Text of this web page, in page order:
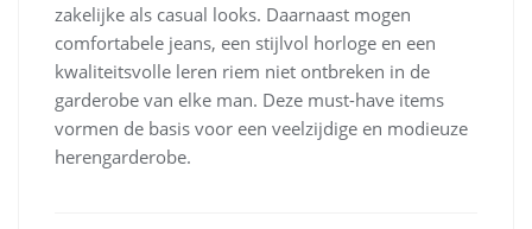
zakelijke als casual looks. Daarnaast mogen
comfortabele jeans, een stijlvol horloge en een
kwaliteitsvolle leren riem niet ontbreken in de
garderobe van elke man. Deze must-have items
vormen de basis voor een veelzijdige en modieuze
herengarderobe.